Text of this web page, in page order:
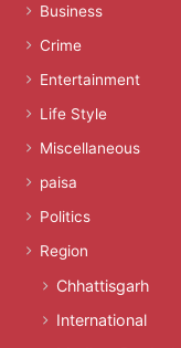
Business
Crime
Entertainment
Life Style
Miscellaneous
paisa
Politics
Region
Chhattisgarh
International